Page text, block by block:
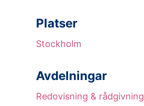
Platser
Stockholm
Avdelningar
Redovisning & rådgivning